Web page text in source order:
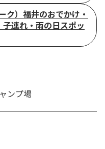
ンプ場
ク）福井のおでかけ・
連れ・雨の日スポッ